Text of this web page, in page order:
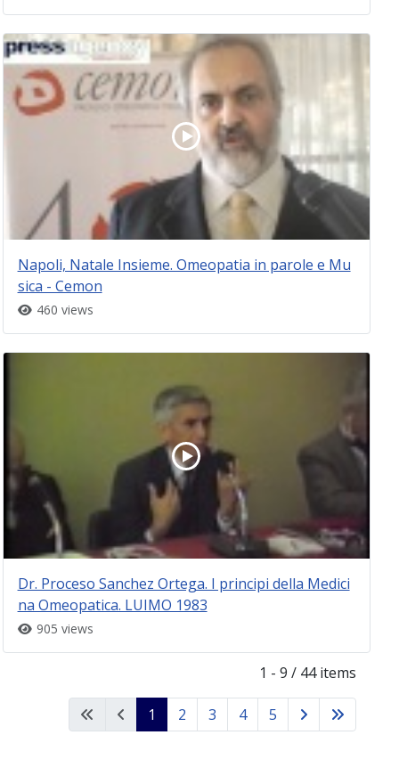
Napoli, Natale Insieme. Omeopatia in parole e Mu
sica - Cemon
460 views
Dr. Proceso Sanchez Ortega. I principi della Medici
na Omeopatica. LUIMO 1983
905 views
1 - 9 / 44 items
1 2 3 4 5